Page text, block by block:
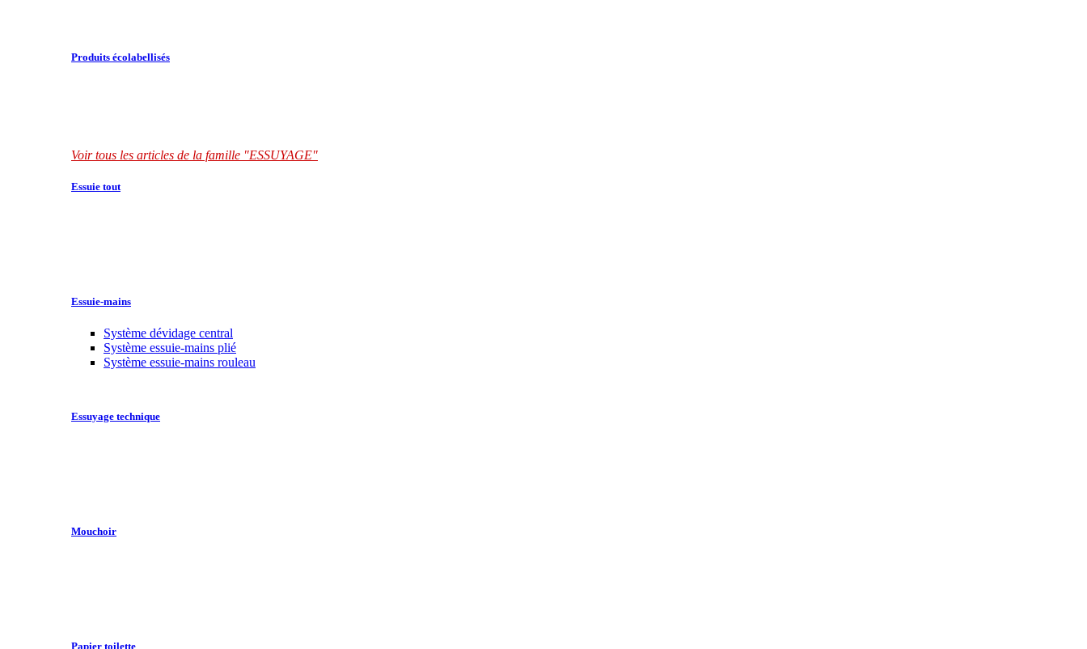
Produits écolabellisés
Voir tous les articles de la famille "ESSUYAGE"
Essuie tout
Essuie-mains
Système dévidage central
Système essuie-mains plié
Système essuie-mains rouleau
Essuyage technique
Mouchoir
Papier toilette